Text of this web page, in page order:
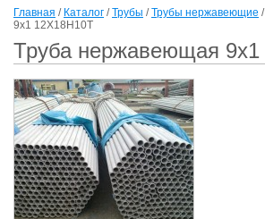
Главная / Каталог /Трубы /Трубы нержавеющие
9х1 12Х18Н10Т
Труба нержавеющая